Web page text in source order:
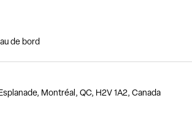
de bord
Montréal, QC, H2V 1A2, Canada